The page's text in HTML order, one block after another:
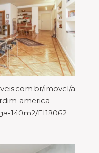
imovel/
america-
140m2/EI18062